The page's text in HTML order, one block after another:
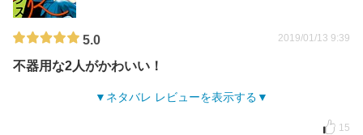
5.0 2019/01/13 9:39
不器用な2人がかわいい！
ネタバレ レビューを表示する
15